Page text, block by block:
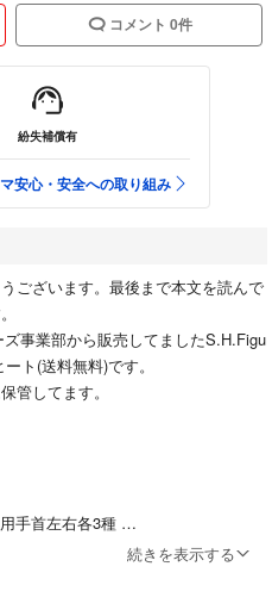
コメント 0件
紛失補償有
安心・安全への取り組み
ございます。最後まで本文を読んで
事業部から販売してましたS.H.Figu
ト(送料無料)です。
管してます。
手首左右各3種
ンで梱包してダンボール箱に入れて
発送が出来ます。
続きを表示する